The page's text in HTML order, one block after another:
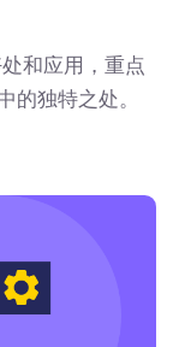
和应用，重点
的独特之处。